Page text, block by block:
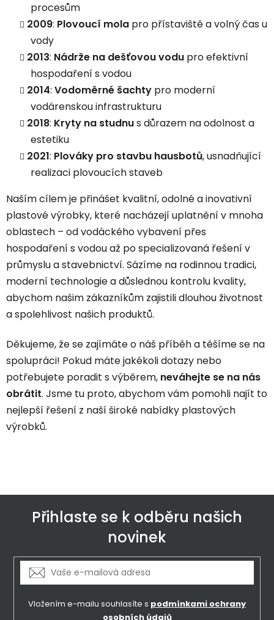
procesům
2009: Plovoucí mola pro přístaviště a volný čas u
vody
2013: Nádrže na dešťovou vodu pro efektivní
hospodaření s vodou
2014: Vodoměrné šachty pro moderní
vodárenskou infrastrukturu
2018: Kryty na studnus důrazem na odolnost a
estetiku
2021: Plováky pro stavbu hausbotů, usnadňující
realizaci plovoucích staveb
Naším cílem je přinášet kvalitní, odolné a inovativní
plastové výrobky, které nacházejí uplatnění v mnoha
oblastech – od vodáckého vybavení přes
hospodaření s vodou až po specializovaná řešení v
průmyslu a stavebnictví. Sázíme na rodinnou tradici,
moderní technologie a důslednou kontrolu kvality,
abychom našim zákazníkům zajistili dlouhou životnost
a spolehlivost našich produktů.
Děkujeme, že se zajímáte o náš příběh a těšíme se na
spolupráci! Pokud máte jakékoli dotazy nebo
potřebujete poradit s výběrem, neváhejte se na nás
obrátit. Jsme tu proto, abychom vám pomohli najít to
nejlepší řešení z naší široké nabídky plastových
výrobků.
Přihlaste se k odběru našich
novinek
Vložením e-mailu souhlasíte s podmínkami ochrany
osobních údajů